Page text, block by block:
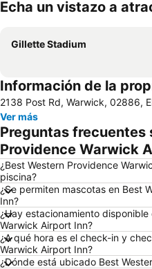
Echa un vistazo a
Gillette Stadium
Información de la
2138 Post Rd, Warwick, 02886,
Ver más
Preguntas frecuentes
Providence Warwick
¿Best Western Providence
piscina?
¿Se permiten mascotas en Best
Inn?
¿Hay estacionamiento
Warwick Airport Inn?
¿A qué hora es el check-in y
Warwick Airport Inn?
¿Dónde está ubicado Best